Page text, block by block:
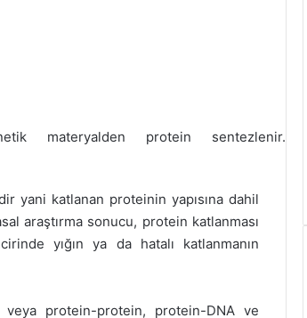
materyalden protein sentezlenir.
yani katlanan proteinin yapısına dahil
araştırma sonucu, protein katlanması
yığın ya da hatalı katlanmanın
veya protein-protein, protein-DNA ve